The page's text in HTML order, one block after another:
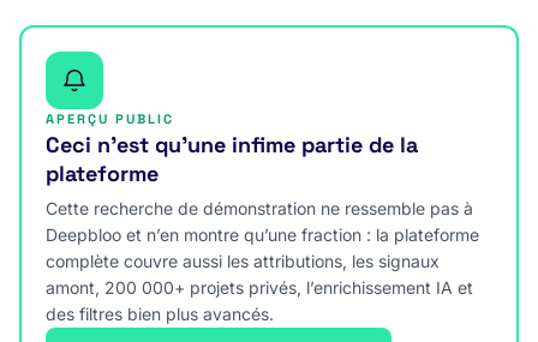
APERÇU PUBLIC
Ceci n’est qu’une infime partie de la
plateforme
Cette recherche de démonstration ne ressemble pas à
Deepbloo et n’en montre qu’une fraction : la plateforme
complète couvre aussi les attributions, les signaux
amont, 200 000+ projets privés, l’enrichissement IA et
des filtres bien plus avancés.